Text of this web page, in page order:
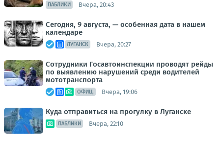
ПАБЛИКИ Вчера, 20:43
Сегодня, 9 августа, — особенная дата в нашем
календаре
ЛУГАНСК Вчера, 20:27
Сотрудники Госавтоинспекции проводят рейды
по выявлению нарушений среди водителей
мототранспорта
ОФИЦ. Вчера, 19:06
Куда отправиться на прогулку в Луганске
ПАБЛИКИ Вчера, 22:10